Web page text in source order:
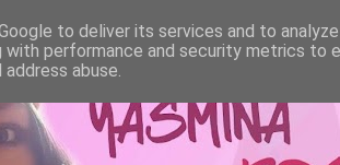
to deliver its services and to
with performance and security metrics to
abuse.